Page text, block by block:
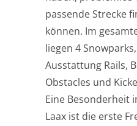
passende Strecke
können. Im
liegen 4
Ausstattung Rails,
Obstacles und
Eine Besonderheit
Laax ist die erste